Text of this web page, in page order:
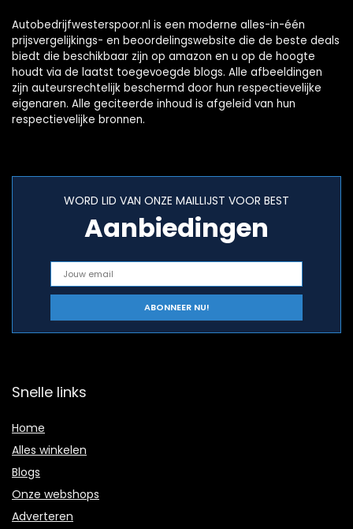
Autobedrijfwesterspoor.nl is een moderne alles-in-één
prijsvergelijkings- en beoordelingswebsite die de beste deals
biedt die beschikbaar zijn op amazon en u op de hoogte
houdt via de laatst toegevoegde blogs. Alle afbeeldingen
zijn auteursrechtelijk beschermd door hun respectievelijke
eigenaren. Alle geciteerde inhoud is afgeleid van hun
respectievelijke bronnen.
WORD LID VAN ONZE MAILLIJST VOOR BEST
Aanbiedingen
Snelle links
Home
Alles winkelen
Blogs
Onze webshops
Adverteren